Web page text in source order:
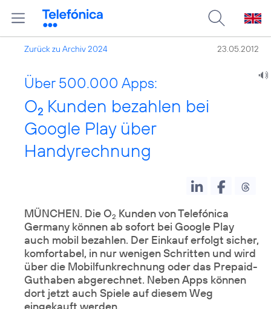
Zurück zu Archiv 2024 23.05.2012
Über 500.000 Apps:
O2 Kunden bezahlen bei
Google Play über
Handyrechnung
MÜNCHEN. Die O2 Kunden von Telefónica
Germany können ab sofort bei Google Play
auch mobil bezahlen. Der Einkauf erfolgt sicher,
komfortabel, in nur wenigen Schritten und wird
über die Mobilfunkrechnung oder das Prepaid-
Guthaben abgerechnet. Neben Apps können
dort jetzt auch Spiele auf diesem Weg